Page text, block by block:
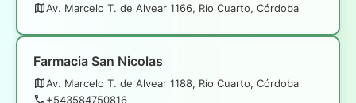
Av. Marcelo T. de Alvear 1166, Río Cuarto, Córdoba
Farmacia San Nicolas
Av. Marcelo T. de Alvear 1188, Río Cuarto, Córdoba
+543584750816